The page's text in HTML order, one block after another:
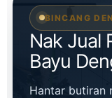
BINCANG
Nak Jual
Bayu
Hantar butiran